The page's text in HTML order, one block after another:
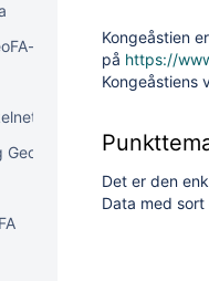
data
og GeoFA
Kongeåstien
på https://
Kongeåstiens
Det er den
Data med